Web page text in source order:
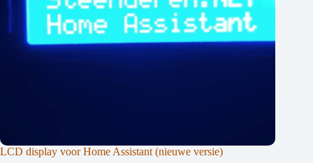
LCD display voor Home Assistant (nieuwe versie)